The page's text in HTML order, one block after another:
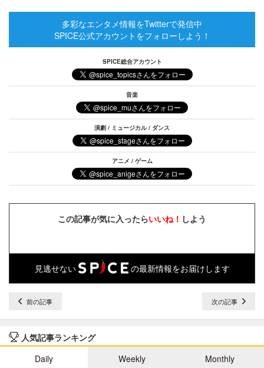
多彩なエンタメ情報をTwitterで発信中
SPICE公式アカウントをフォローしよう！
SPICE総合アカウント
音楽
演劇 / ミュージカル / ダンス
アニメ / ゲーム
この記事が気に入ったらいいね！ しよう
見逃せない の最新情報をお届けします
前の記事 次の記事
人気記事ランキング
Daily
Weekly Monthly